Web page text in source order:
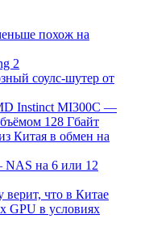
похож на
2
соулс-шутер от
Instinct MI300C —
128 Гбайт
Китая в обмен на
NAS на 6 или 12
верит, что в Китае
GPU в условиях